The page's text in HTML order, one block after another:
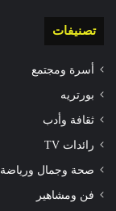
تصنيفات
أسرة ومجتمع
بورتريه
ثقافة وأدب
رائدات TV
صحة وجمال ورياضة
فن ومشاهير